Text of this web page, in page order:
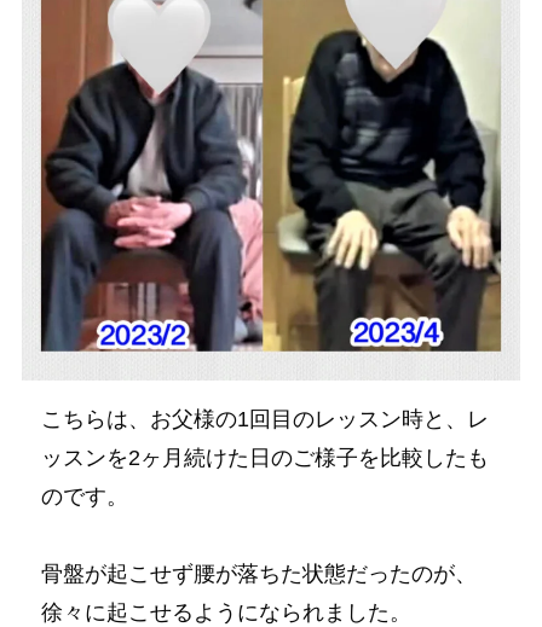
こちらは、お父様の1回目のレッスン時と、レ
ッスンを2ヶ月続けた日のご様子を比較したも
のです。
骨盤が起こせず腰が落ちた状態だったのが、
徐々に起こせるようになられました。